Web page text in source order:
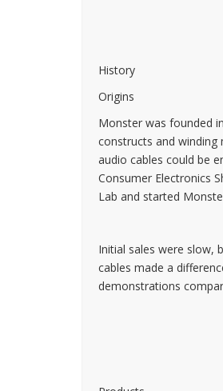
History
Origins
Monster was founded
constructs and winding
audio cables could be
Consumer Electronics
Lab and started
Initial sales were slow,
cables made a
demonstrations